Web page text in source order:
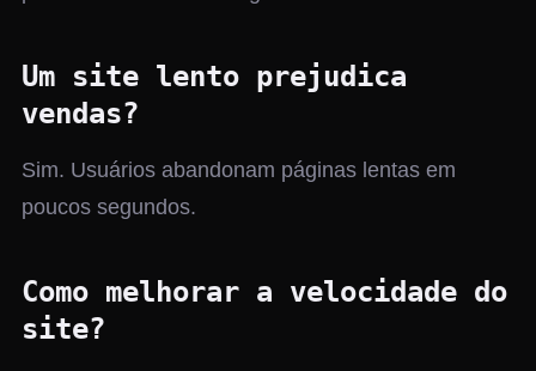
Um site lento prejudica
vendas?
Sim. Usuários abandonam páginas lentas em
poucos segundos.
Como melhorar a velocidade do
site?